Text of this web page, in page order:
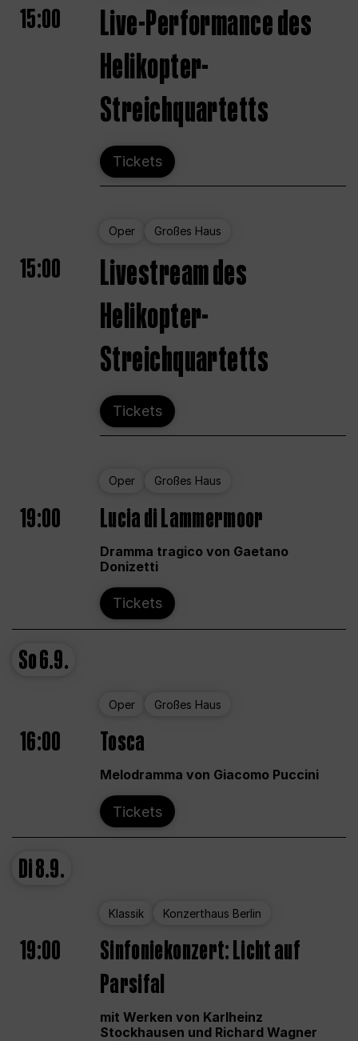
15:00
Live-Performance des
Helikopter-
Streichquartetts
Tickets
Oper Großes Haus
15:00
Livestream des
Helikopter-
Streichquartetts
Tickets
Oper Großes Haus
19:00 Lucia di Lammermoor
Dramma tragico von Gaetano
Donizetti
Tickets
So6.9.
Oper Großes Haus
16:00 Tosca
Melodramma von Giacomo Puccini
Tickets
Di8.9.
Klassik Konzerthaus Berlin
19:00
Sinfoniekonzert: Licht auf
Parsifal
mit Werken von Karlheinz
Stockhausen und Richard Wagner